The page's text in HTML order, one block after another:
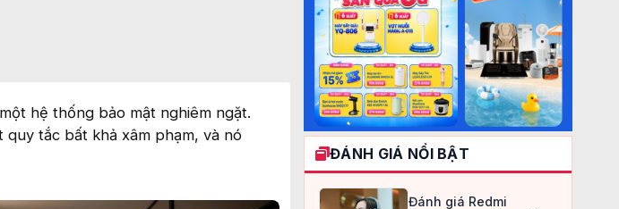
hệ thống bảo mật nghiêm ngặt.
quy tắc bất khả xâm phạm, và nó
ĐÁNH GIÁ NỔI BẬT
Đánh giá Redmi